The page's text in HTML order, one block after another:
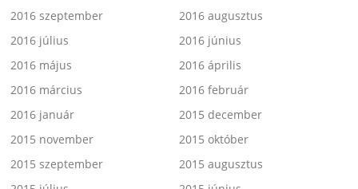
2016 szeptember
2016 augusztus
2016 július
2016 június
2016 május
2016 április
2016 március
2016 február
2016 január
2015 december
2015 november
2015 október
2015 szeptember
2015 augusztus